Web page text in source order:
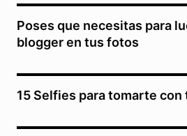
Poses que necesitas para
blogger en tus fotos
15 Selfies para tomarte con